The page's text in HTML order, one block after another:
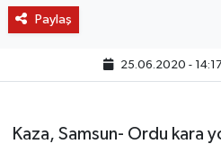
Paylaş
25.06.2020 - 14:17
Kaza, Samsun- Ordu kara